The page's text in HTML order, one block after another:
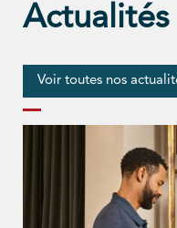
Actualités
Voir toutes nos